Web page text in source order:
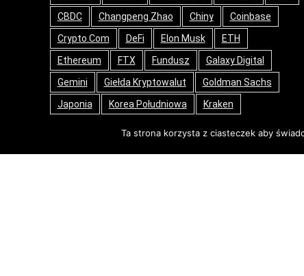
CBDC
Changpeng Zhao Chiny
Coinbase
Crypto.com
DeFi Elon Musk
ETH
Ethereum
FTX Fundusz
Galaxy Digital
Gemini
Giełda Kryptowalut
Goldman Sachs
Japonia
Korea Południowa
Kraken
Ta strona korzysta z ciasteczek aby